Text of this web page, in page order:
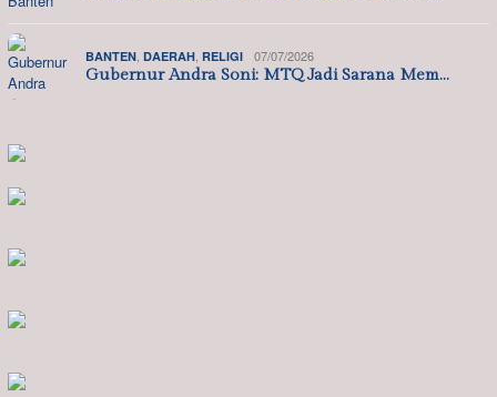
BANTEN DAERAH RELIGI 07/07/2026
Gubernur Andra Soni: MTQ Jadi Sarana Mem…